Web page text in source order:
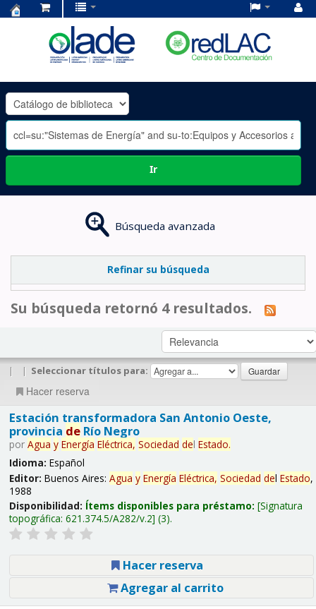
OLADE
-
Ir
Búsqueda avanzada
Refinar su búsqueda
Su búsqueda retornó 4 resultados.
| | Seleccionar títulos para:
Hacer reserva
Estación transformadora San Antonio Oeste,
provincia deRío Negro
por Agua y Energía Eléctrica, Sociedad del Estado.
Idioma: Español
Editor: Buenos Aires: Agua y Energía Eléctrica, Sociedad del Estado,
1988
Disponibilidad: Ítems disponibles para préstamo: Signatura
topográfica: 621.374.5/A282/v.2 (3).
Hacer reserva
Agregar al carrito